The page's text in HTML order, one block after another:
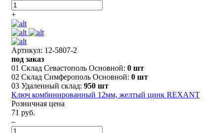
+
Артикул: 12-5807-2
под заказ
01 Склад Севастополь Основной: 0 шт
02 Склад Симферополь Основной: 0 шт
03 Удаленный склад: 950 шт
Ключ комбинированный 12мм, желтый цинк REXANT
Розничная цена
71 руб.
–